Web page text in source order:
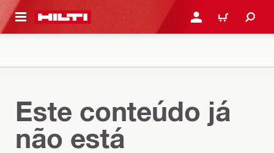
CONTENT ENTRAR OU REGISTAR
CARRINHO
Este conteúdo já
não está